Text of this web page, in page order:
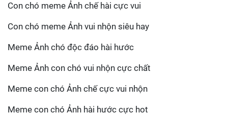
Con chó meme Ảnh chế hài cực vui
Con chó meme Ảnh vui nhộn siêu hay
Meme Ảnh chó độc đáo hài hước
Meme Ảnh con chó vui nhộn cực chất
Meme con chó Ảnh chế cực vui nhộn
Meme con chó Ảnh hài hước cực hot